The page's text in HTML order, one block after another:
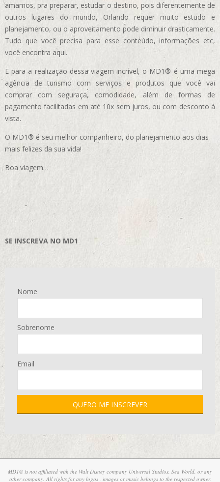
amamos, pra preparar, estudar o destino, pois diferentemente de
outros lugares do mundo, Orlando requer muito estudo e
planejamento, ou o aproveitamento pode diminuir drasticamente.
Tudo que você precisa para esse conteúdo, informações etc,
você encontra aqui.
E para a realização dessa viagem incrível, o MD1® é uma mega
agência de turismo com serviços e produtos que você vai
comprar com seguraça, comodidade, além de formas de
pagamento facilitadas em até 10x sem juros, ou com desconto à
vista.
O MD1® é seu melhor companheiro, do planejamento aos dias
mais felizes da sua vida!
Boa viagem…
SE INSCREVA NO MD1
Nome
Sobrenome
Email
MD1® is not affiliated with the Walt Disney company Universal Studios, Sea World, or any
other company. All rights for any logos , images or music belongs to the respected owner.